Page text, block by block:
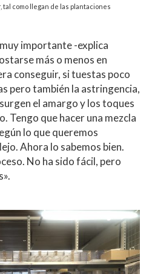
tal como llegan de las plantaciones
importante -explica
más o menos en
conseguir, si tuestas poco
pero también la astringencia,
el amargo y los toques
Tengo que hacer una mezcla
lo que queremos
Ahora lo sabemos bien.
No ha sido fácil, pero